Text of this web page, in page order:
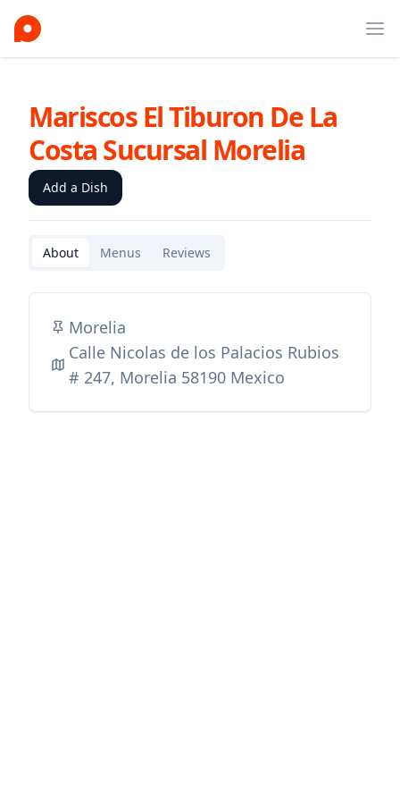
Mariscos El Tiburon De La
Costa Sucursal Morelia
Add a Dish
About Menus Reviews
Morelia
Calle Nicolas de los Palacios Rubios
# 247, Morelia 58190 Mexico